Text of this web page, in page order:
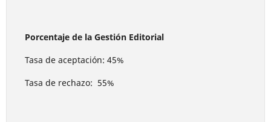
Porcentaje de la Gestión Editorial
Tasa de aceptación: 45%
Tasa de rechazo: 55%